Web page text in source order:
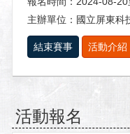
主辦單位：國立屏東科技大學
結束賽事 活動介紹
活動報名